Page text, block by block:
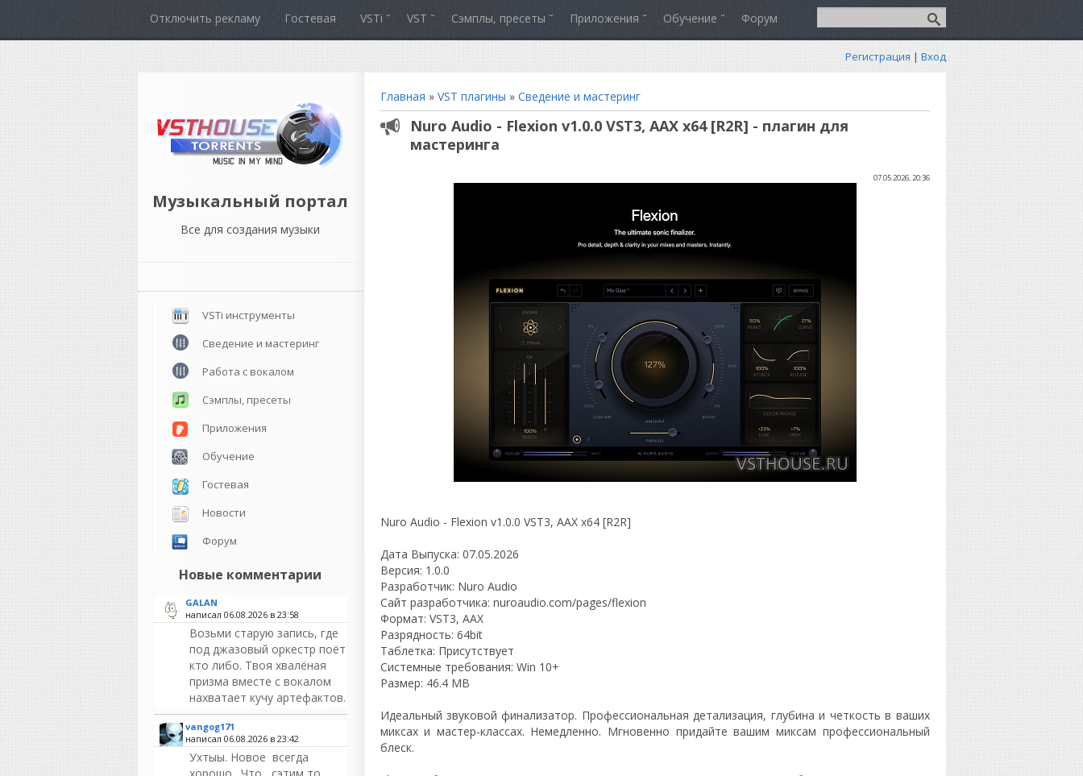
Отключить рекламу Гостевая VSTi VST Сэмплы, пресеты Приложения Обучение Форум
Регистрация | Вход
Музыкальный портал
Все для создания музыки
Главная » VST плагины » Сведение и мастеринг
Nuro Audio - Flexion v1.0.0 VST3, AAX х64 [R2R] - плагин для
мастеринга
07.05.2026, 20:36
Nuro Audio - Flexion v1.0.0 VST3, AAX х64 [R2R]
Дата Выпуска: 07.05.2026
Версия: 1.0.0
Разработчик: Nuro Audio
Сайт разработчика: nuroaudio.com/pages/flexion
Формат: VST3, AAX
Разрядность: 64bit
Таблетка: Присутствует
Системные требования: Win 10+
Размер: 46.4 MB
Идеальный звуковой финализатор. Профессиональная детализация, глубина и четкость в ваших
миксах и мастер-классах. Немедленно. Мгновенно придайте вашим миксам профессиональный
блеск.
VSTi инструменты
Сведение и мастеринг
Работа с вокалом
Сэмплы, пресеты
Приложения
Обучение
Гостевая
Новости
Форум
Новые комментарии
GALAN
написал 06.08.2026 в 23:58
Возьми старую запись, где
под джазовый оркестр поёт
кто либо. Твоя хвалёная
призма вместе с вокалом
нахватает кучу артефактов.
vangog171
написал 06.08.2026 в 23:42
Ухтыы. Новое всегда